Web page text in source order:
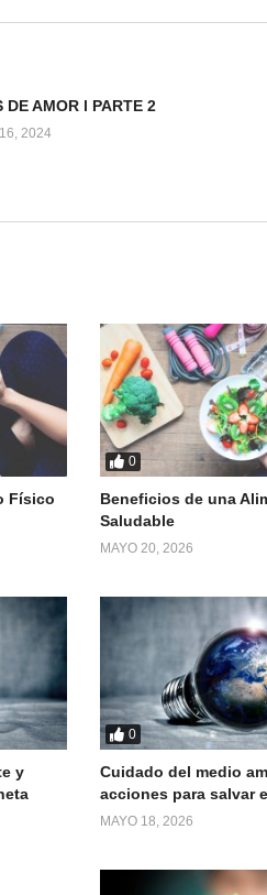
DE AMOR l PARTE 2
2024
Físico
0
Beneficios de una
Saludable
MAYO 20, 2026
y
0
Cuidado del medio
acciones para salvar
MAYO 18, 2026